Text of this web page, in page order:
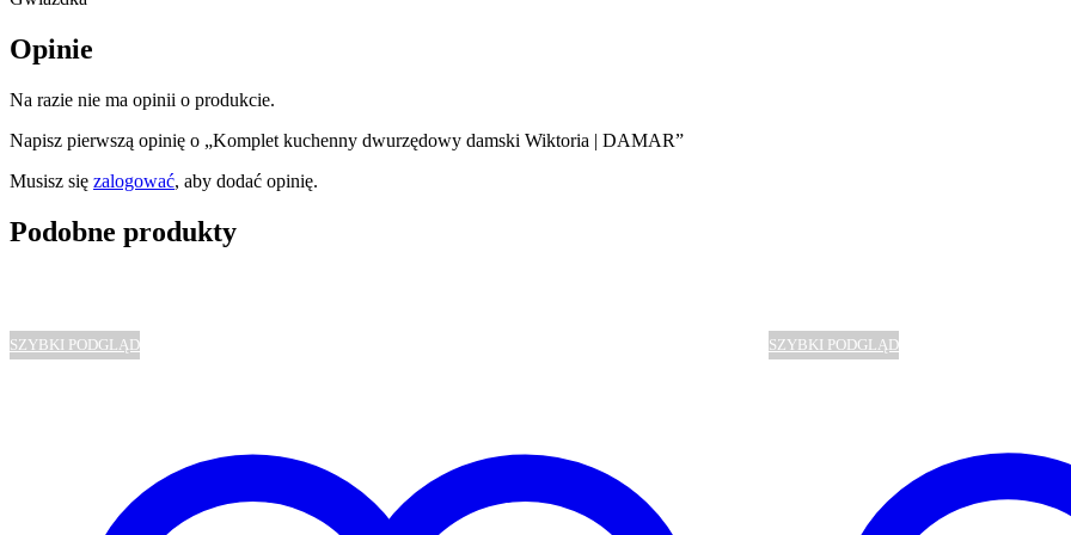
Opinie
Na razie nie ma opinii o produkcie.
Napisz pierwszą opinię o „Komplet kuchenny dwurzędowy damski Wiktoria | DAMAR”
Musisz się zalogować, aby dodać opinię.
Podobne produkty
SZYBKI PODGLĄD SZYBKI PODGLĄD